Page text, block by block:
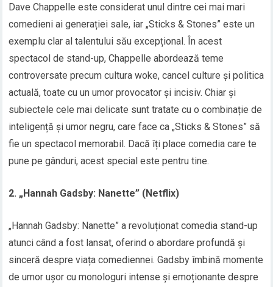
Dave Chappelle este considerat unul dintre cei mai mari
comedieni ai generației sale, iar „Sticks & Stones” este un
exemplu clar al talentului său excepțional. În acest
spectacol de stand-up, Chappelle abordează teme
controversate precum cultura woke, cancel culture și politica
actuală, toate cu un umor provocator și incisiv. Chiar și
subiectele cele mai delicate sunt tratate cu o combinație de
inteligență și umor negru, care face ca „Sticks & Stones” să
fie un spectacol memorabil. Dacă îți place comedia care te
pune pe gânduri, acest special este pentru tine.
2. „Hannah Gadsby: Nanette” (Netflix)
„Hannah Gadsby: Nanette” a revoluționat comedia stand-up
atunci când a fost lansat, oferind o abordare profundă și
sinceră despre viața comediennei. Gadsby îmbină momente
de umor ușor cu monologuri intense și emoționante despre